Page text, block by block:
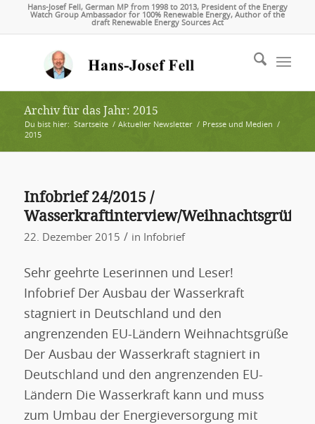
Hans-Josef Fell, German MP from 1998 to 2013, President of the Energy
Watch Group Ambassador for 100% Renewable Energy, Author of the
draft Renewable Energy Sources Act
Archiv für das Jahr: 2015
Du bist hier: Startseite / Aktueller Newsletter / Presse und Medien
/
2015
Infobrief 24/2015 /
Wasserkraftinterview/Weihnachtsgrüße
22. Dezember 2015 / in Infobrief
Sehr geehrte Leserinnen und Leser!
Infobrief Der Ausbau der Wasserkraft
stagniert in Deutschland und den
angrenzenden EU-Ländern Weihnachtsgrüße
Der Ausbau der Wasserkraft stagniert in
Deutschland und den angrenzenden EU-
Ländern Die Wasserkraft kann und muss
zum Umbau der Energieversorgung mit